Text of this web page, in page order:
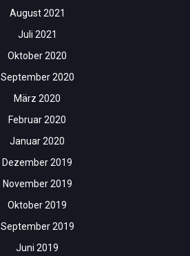
August 2021
Juli 2021
Oktober 2020
September 2020
März 2020
Februar 2020
Januar 2020
Dezember 2019
November 2019
Oktober 2019
September 2019
Juni 2019